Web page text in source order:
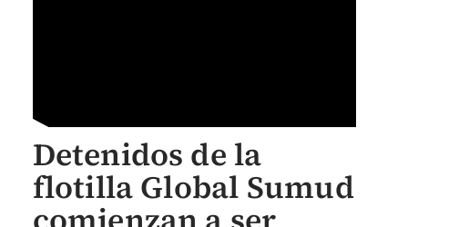
Detenidos de la
flotilla Global Sumud